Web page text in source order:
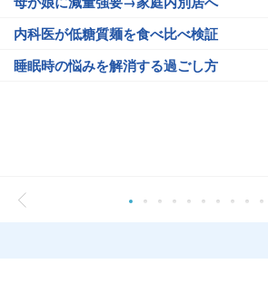
内科医が低糖質麺を食べ比べ検証
睡眠時の悩みを解消する過ごし方